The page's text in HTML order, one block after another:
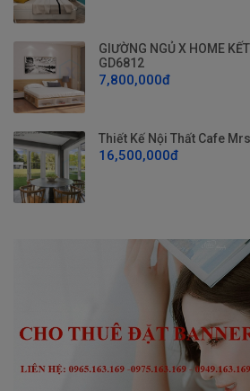
GIƯỜNG NGỦ X HOME
GD6812
7,800,000đ
Thiết Kế Nội Thất Cafe
16,500,000đ